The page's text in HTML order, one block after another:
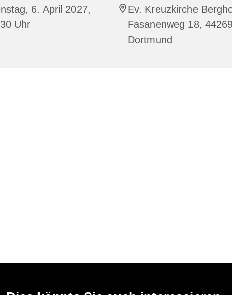
6. April 2027,
Uhr
Ev. Kreuzkirche
Fasanenweg 18,
Dortmund